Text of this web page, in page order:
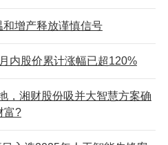
和增产释放谨慎信号
内股价累计涨幅已超120%
，湘财股份吸并大智慧方案确
富?